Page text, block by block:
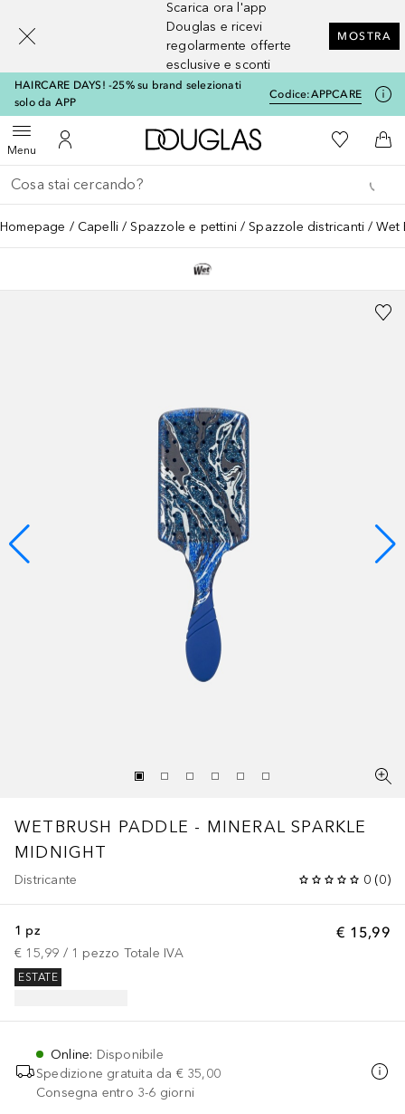
Scarica ora l'app
Douglas e ricevi
regolarmente offerte
esclusive e sconti
MOSTRA
HAIRCARE DAYS! -25% su brand selezionati
solo da APP
Codice:APPCARE
MenuApri menuAl Mio Account
A Douglas HomeAlla Mia
Al
Torna indietro
Esegui ricerca
Homepage Capelli Spazzole e pettini Spazzole districanti Wet
WETBRUSH PADDLE - MINERAL SPARKLE
MIDNIGHT
Districante 0 (0)
€ 15,99
1 pz
€ 15,99 / 1 pezzo Totale IVA
ESTATE
Online: Disponibile
Spedizione gratuita da € 35,00
Consegna entro 3-6 giorni
[navigation.slideout.screenreader]